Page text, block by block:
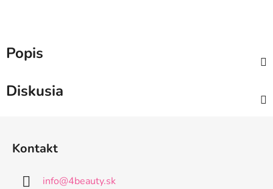
Popis
Diskusia
Kontakt
info@4beauty.sk